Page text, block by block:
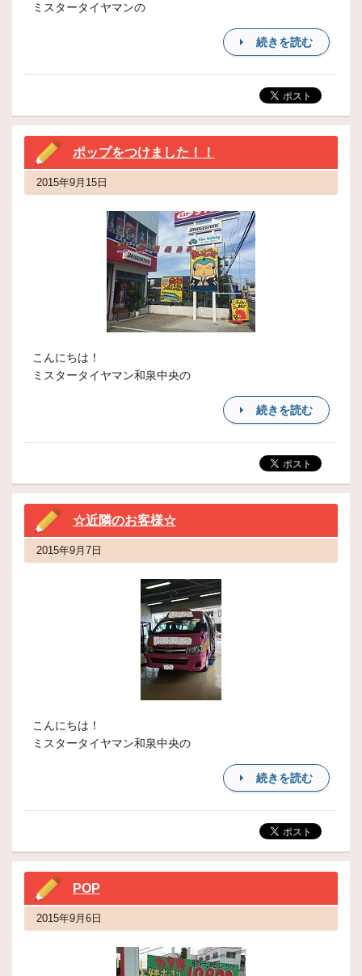
ミスタータイヤマンの
続きを読む
ポップをつけました！！
2015年9月15日
こんにちは！
ミスタータイヤマン和泉中央の
続きを読む
☆近隣のお客様☆
2015年9月7日
こんにちは！
ミスタータイヤマン和泉中央の
続きを読む
POP
2015年9月6日